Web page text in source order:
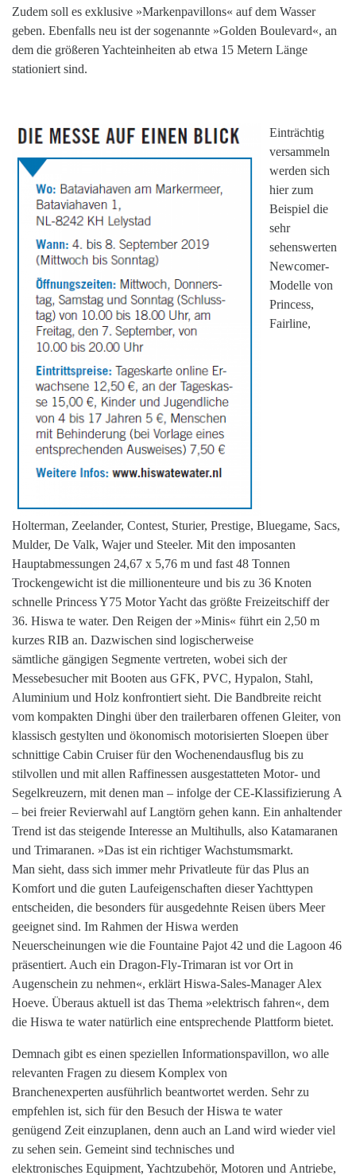
Zudem soll es exklusive »Markenpavillons« auf dem Wasser
geben. Ebenfalls neu ist der sogenannte »Golden Boulevard«, an
dem die größeren Yachteinheiten ab etwa 15 Metern Länge
stationiert sind.
Einträchtig
versammeln
werden sich
hier zum
Beispiel die
sehr
sehenswerten
Newcomer-
Modelle von
Princess,
Fairline,
Holterman, Zeelander, Contest, Sturier, Prestige, Bluegame, Sacs,
Mulder, De Valk, Wajer und Steeler. Mit den imposanten
Hauptabmessungen 24,67 x 5,76 m und fast 48 Tonnen
Trockengewicht ist die millionenteure und bis zu 36 Knoten
schnelle Princess Y75 Motor Yacht das größte Freizeitschiff der
36. Hiswa te water. Den Reigen der »Minis« führt ein 2,50 m
kurzes RIB an. Dazwischen sind logischerweise
sämtliche gängigen Segmente vertreten, wobei sich der
Messebesucher mit Booten aus GFK, PVC, Hypalon, Stahl,
Aluminium und Holz konfrontiert sieht. Die Bandbreite reicht
vom kompakten Dinghi über den trailerbaren offenen Gleiter, von
klassisch gestylten und ökonomisch motorisierten Sloepen über
schnittige Cabin Cruiser für den Wochenendausflug bis zu
stilvollen und mit allen Raffinessen ausgestatteten Motor- und
Segelkreuzern, mit denen man – infolge der CE-Klassifizierung A
– bei freier Revierwahl auf Langtörn gehen kann. Ein anhaltender
Trend ist das steigende Interesse an Multihulls, also Katamaranen
und Trimaranen. »Das ist ein richtiger Wachstumsmarkt.
Man sieht, dass sich immer mehr Privatleute für das Plus an
Komfort und die guten Laufeigenschaften dieser Yachttypen
entscheiden, die besonders für ausgedehnte Reisen übers Meer
geeignet sind. Im Rahmen der Hiswa werden
Neuerscheinungen wie die Fountaine Pajot 42 und die Lagoon 46
präsentiert. Auch ein Dragon-Fly-Trimaran ist vor Ort in
Augenschein zu nehmen«, erklärt Hiswa-Sales-Manager Alex
Hoeve. Überaus aktuell ist das Thema »elektrisch fahren«, dem
die Hiswa te water natürlich eine entsprechende Plattform bietet.
Demnach gibt es einen speziellen Informationspavillon, wo alle
relevanten Fragen zu diesem Komplex von
Branchenexperten ausführlich beantwortet werden. Sehr zu
empfehlen ist, sich für den Besuch der Hiswa te water
genügend Zeit einzuplanen, denn auch an Land wird wieder viel
zu sehen sein. Gemeint sind technisches und
elektronisches Equipment, Yachtzubehör, Motoren und Antriebe,